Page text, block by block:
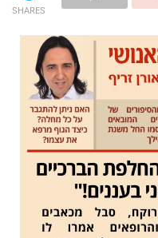
SHARES